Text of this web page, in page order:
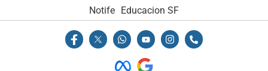
Notife
Educacion SF